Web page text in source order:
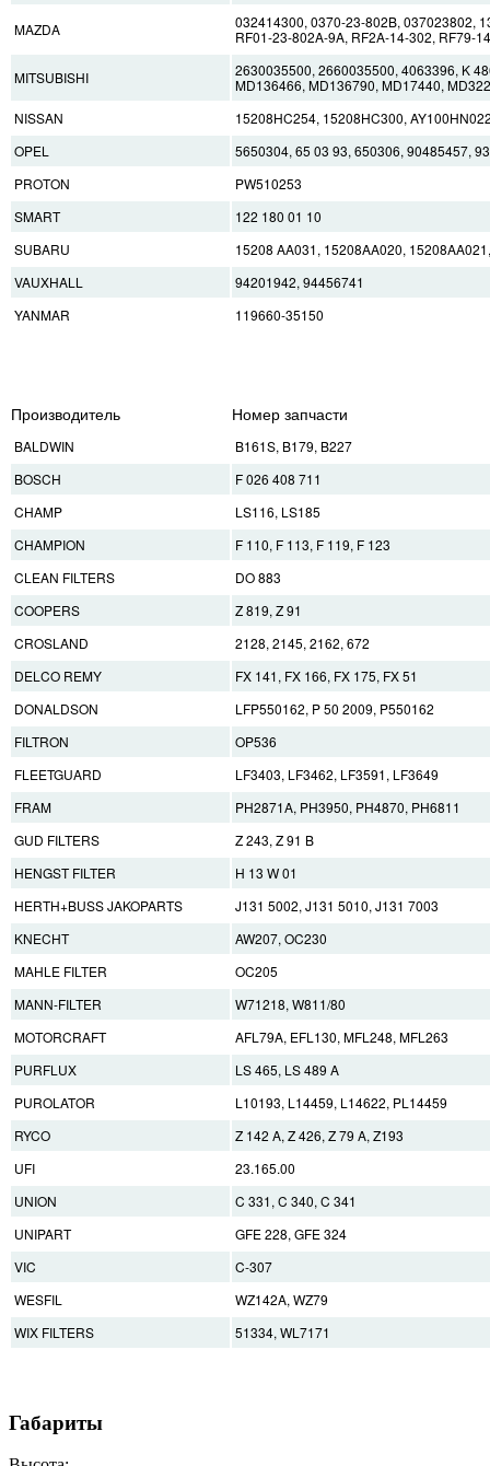
MAZDA
032414300, 0370-23-802B, 037023802,
RF01-23-802A-9A, RF2A-14-302, RF79-
MITSUBISHI
2630035500, 2660035500, 4063396, K
MD136466, MD136790, MD17440,
NISSAN
15208HC254, 15208HC300,
OPEL
5650304, 65 03 93, 650306, 90485457,
PROTON
PW510253
SMART
122 180 01 10
SUBARU
15208 AA031, 15208AA020,
VAUXHALL
94201942, 94456741
YANMAR
119660-35150
Производитель Номер запчасти
BALDWIN
B161S, B179, B227
BOSCH
F 026 408 711
CHAMP
LS116, LS185
CHAMPION
F 110, F 113, F 119, F 123
CLEAN FILTERS
DO 883
COOPERS
Z 819, Z 91
CROSLAND
2128, 2145, 2162, 672
DELCO REMY
FX 141, FX 166, FX 175, FX 51
DONALDSON
LFP550162, P 50 2009, P550162
FILTRON
OP536
FLEETGUARD
LF3403, LF3462, LF3591, LF3649
FRAM
PH2871A, PH3950, PH4870, PH6811
GUD FILTERS
Z 243, Z 91 B
HENGST FILTER
H 13 W 01
HERTH+BUSS JAKOPARTS
J131 5002, J131 5010, J131 7003
KNECHT
AW207, OC230
MAHLE FILTER
OC205
MANN-FILTER
W71218, W811/80
MOTORCRAFT
AFL79A, EFL130, MFL248, MFL263
PURFLUX
LS 465, LS 489 A
PUROLATOR
L10193, L14459, L14622, PL14459
RYCO
Z 142 A, Z 426, Z 79 A, Z193
UFI
23.165.00
UNION
C 331, C 340, C 341
UNIPART
GFE 228, GFE 324
VIC
C-307
WESFIL
WZ142A, WZ79
WIX FILTERS
51334, WL7171
Габариты